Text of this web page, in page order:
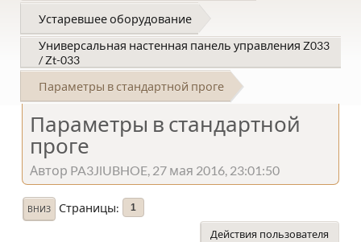
Устаревшее оборудование
Универсальная настенная панель управления Z033
/ Zt-033
Параметры в стандартной проге
Параметры в стандартной
проге
Автор PA3JlUBHOE, 27 мая 2016, 23:01:50
ВНИЗ Страницы 1
Действия пользователя